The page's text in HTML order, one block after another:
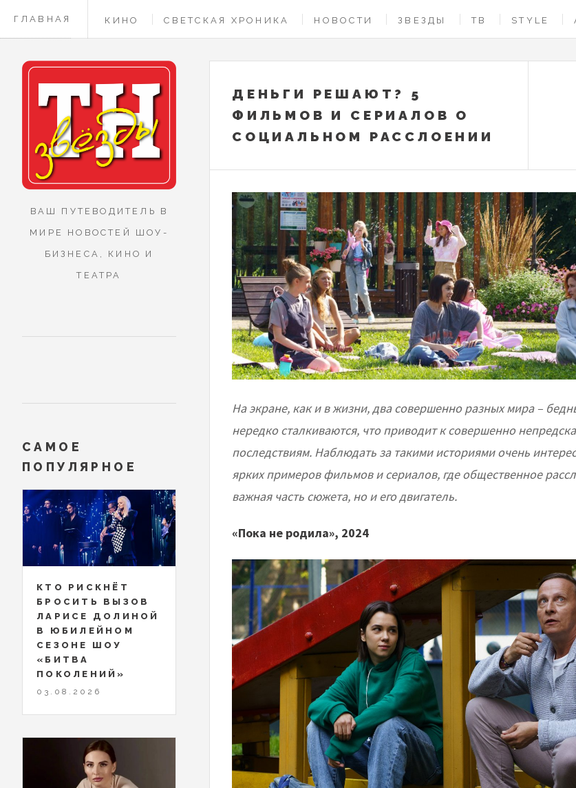
ГЛАВНАЯ КИНО СВЕТСКАЯ ХРОНИКА НОВОСТИ ЗВЕЗДЫ ТВ STYLE
КОНТАКТЫ
ДЕНЬГИ РЕШАЮТ? 5
ФИЛЬМОВ И СЕРИАЛОВ О
СОЦИАЛЬНОМ РАССЛОЕНИИ
На экране, как и в жизни, два совершенно разных мира –
нередко сталкиваются, что приводит к совершенно
последствиям. Наблюдать за такими историями очень
ярких примеров фильмов и сериалов, где общественное
важная часть сюжета, но и его двигатель.
«Пока не родила», 2024
ВАШ ПУТЕВОДИТЕЛЬ В
МИРЕ НОВОСТЕЙ ШОУ-
БИЗНЕСА, КИНО И
ТЕАТРА
САМОЕ
ПОПУЛЯРНОЕ
КТО РИСКНЁТ
БРОСИТЬ ВЫЗОВ
ЛАРИСЕ ДОЛИНОЙ
В ЮБИЛЕЙНОМ
СЕЗОНЕ ШОУ
«БИТВА
ПОКОЛЕНИЙ»
03.08.2026